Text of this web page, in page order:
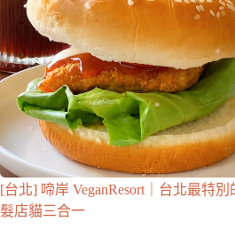
[台北] 啼岸 VeganResort｜台北最特
髮店貓三合一